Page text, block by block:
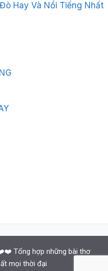
Hay Và Nổi Tiếng Nhất
Tổng hợp những bài thơ
mọi thời đại